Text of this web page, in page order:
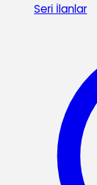
Seri İlanlar